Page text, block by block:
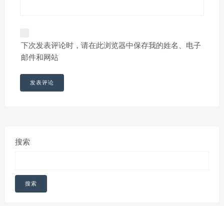
下次发表评论时，请在此浏览器中保存我的姓名、电子
邮件和网站
搜索
搜索